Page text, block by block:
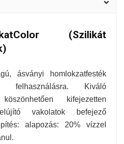
(Szilikát
ásványi homlokzatfesték
Kiváló
kifejezetten
vakolatok befejező
alapozás: 20% vízzel